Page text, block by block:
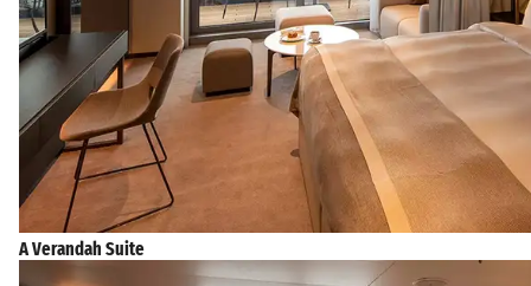
A Verandah Suite